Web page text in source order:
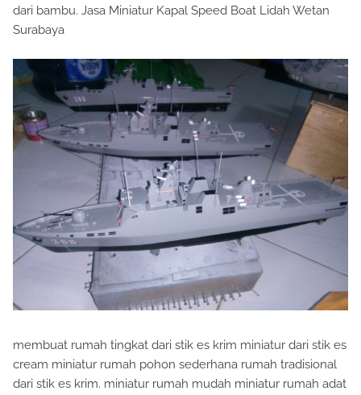
dari bambu. Jasa Miniatur Kapal Speed Boat Lidah Wetan
Surabaya
membuat rumah tingkat dari stik es krim miniatur dari stik es
cream miniatur rumah pohon sederhana rumah tradisional
dari stik es krim. miniatur rumah mudah miniatur rumah adat